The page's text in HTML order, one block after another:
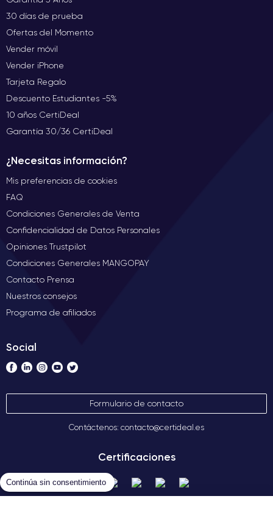
Continúa sin consentimiento
30 días de prueba
Ofertas del Momento
Vender móvil
Vender iPhone
Tarjeta Regalo
Descuento Estudiantes -5%
10 años CertiDeal
Garantía 30/36 CertiDeal
¿Necesitas información?
Mis preferencias de cookies
FAQ
Condiciones Generales de Venta
Confidencialidad de Datos Personales
Opiniones Trustpilot
Condiciones Generales MANGOPAY
Contacto Prensa
Nuestros consejos
Programa de afiliados
Social
Formulario de contacto
Contáctenos: contacto@certideal.es
Certificaciones